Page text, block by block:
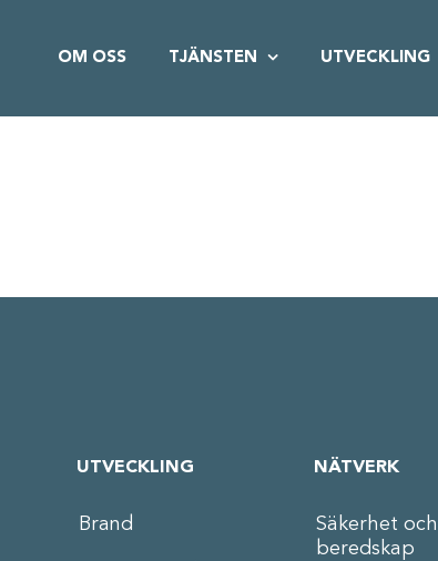
OM OSS TJÄNSTEN UTVECKLING
UTVECKLING
Brand
NÄTVERK
Säkerhet och
beredskap